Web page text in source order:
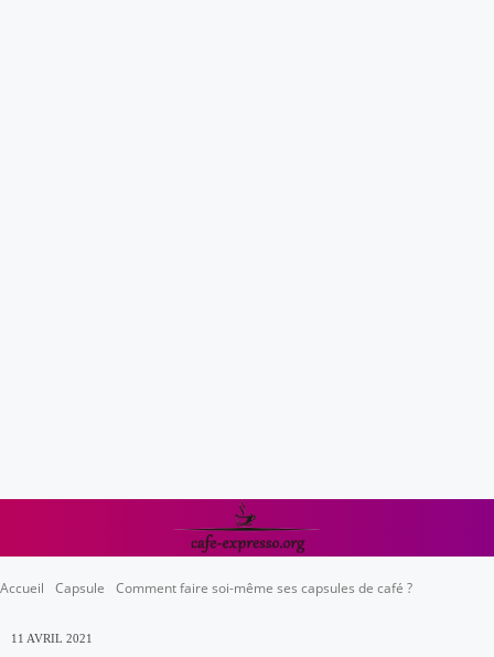
Accueil Capsule Comment faire soi-même ses capsules de café ?
11 AVRIL 2021